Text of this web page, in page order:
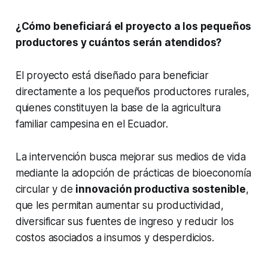
¿Cómo beneficiará el proyecto a los pequeños
productores y cuántos serán atendidos?
El proyecto está diseñado para beneficiar
directamente a los pequeños productores rurales,
quienes constituyen la base de la agricultura
familiar campesina en el Ecuador.
La intervención busca mejorar sus medios de vida
mediante la adopción de prácticas de bioeconomía
circular y de innovación productiva sostenible,
que les permitan aumentar su productividad,
diversificar sus fuentes de ingreso y reducir los
costos asociados a insumos y desperdicios.